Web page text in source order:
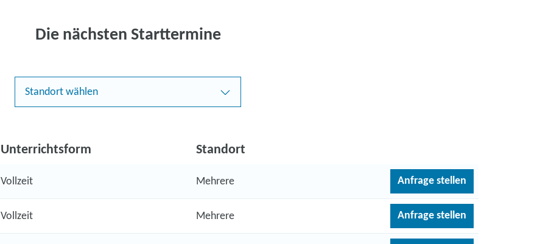
Die nächsten Starttermine
Standort wählen
Unterrichtsform Standort
Vollzeit Mehrere Anfrage stellen
Vollzeit Mehrere Anfrage stellen